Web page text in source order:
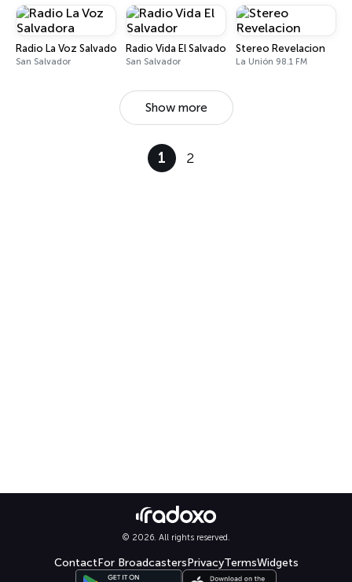
Radio La Voz Salvadora
San Salvador
Radio Vida El Salvador
San Salvador
Stereo Revelacion
La Unión 98.1 FM
Show more
1 2
© 2026. All rights reserved.
ContactFor BroadcastersPrivacyTermsWidgets